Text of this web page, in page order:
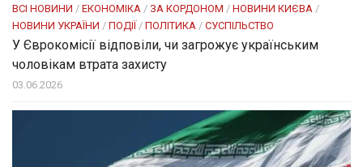
ВСІ НОВИНИ / ЕКОНОМІКА / ЗА КОРДОНОМ / НОВИНИ КИЄВА /
НОВИНИ УКРАЇНИ / ПОДІЇ / ПОЛІТИКА / СУСПІЛЬСТВО
У Єврокомісії відповіли, чи загрожує українським
чоловікам втрата захисту
03.06.2026